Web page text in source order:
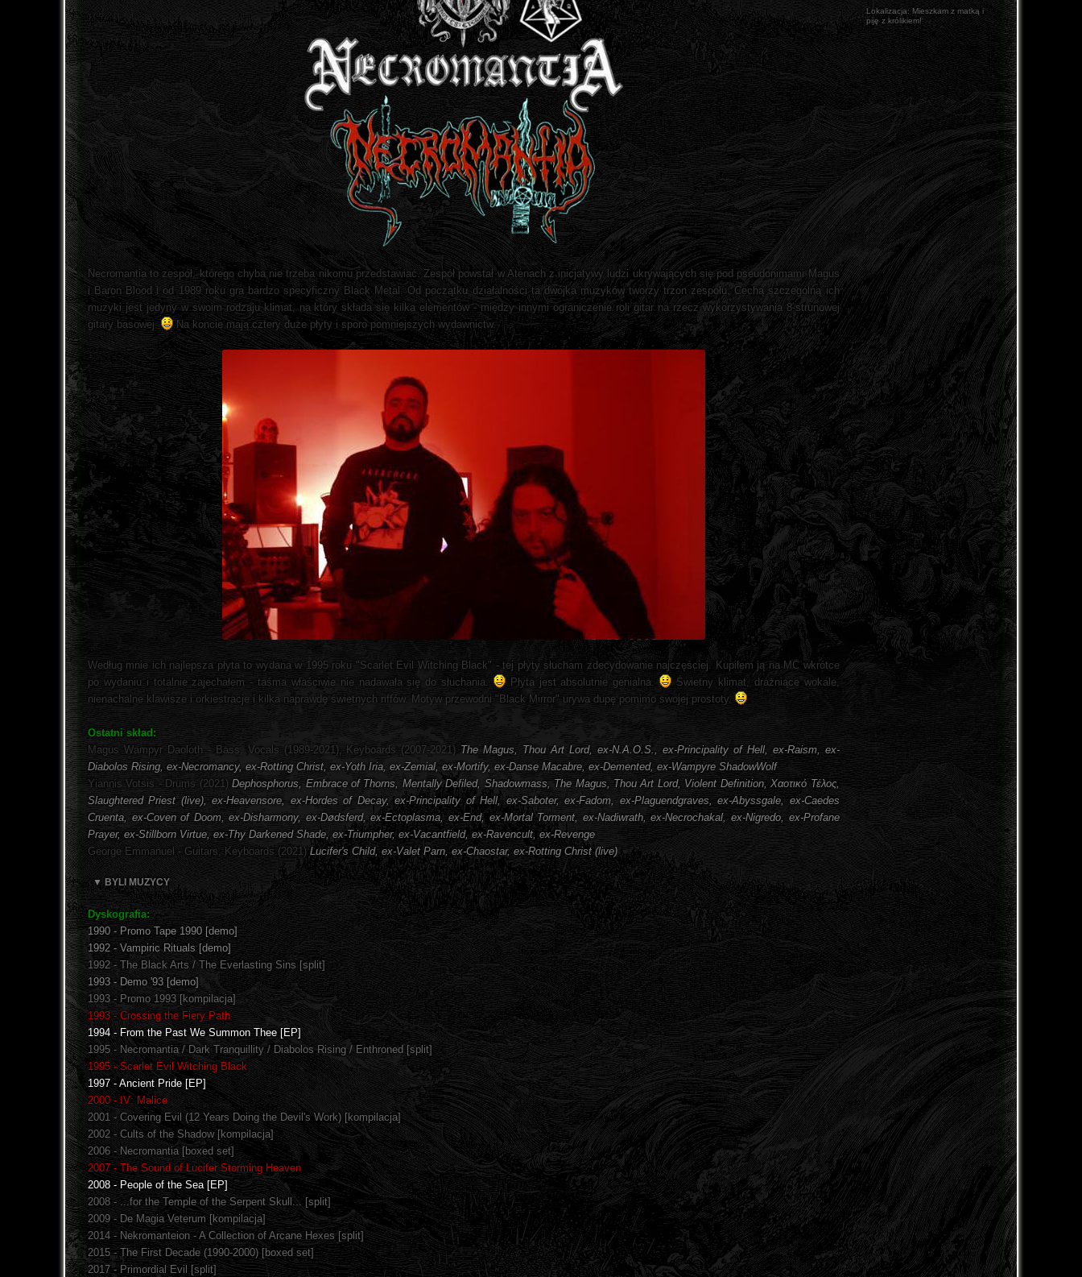
Lokalizacja: Mieszkam z matką i
piję z królikiem!
Necromantia to zespół, którego chyba nie trzeba nikomu przedstawiać. Zespół powstał w Atenach z inicjatywy ludzi ukrywających się pod pseudonimami Magus
i Baron Blood i od 1989 roku gra bardzo specyficzny Black Metal. Od początku działalności ta dwójka muzyków tworzy trzon zespołu. Cechą szczególną ich
muzyki jest jedyny w swoim rodzaju klimat, na który składa się kilka elementów - między innymi ograniczenie roli gitar na rzecz wykorzystywania 8-strunowej
gitary basowej.
Na koncie mają cztery duże płyty i sporo pomniejszych wydawnictw.
Według mnie ich najlepsza płyta to wydana w 1995 roku "Scarlet Evil Witching Black" - tej płyty słucham zdecydowanie najczęściej. Kupiłem ją na MC wkrótce
po wydaniu i totalnie zajechałem - taśma właściwie nie nadawała się do słuchania.
Płyta jest absolutnie genialna.
Świetny klimat, drażniące wokale,
nienachalne klawisze i orkiestracje i kilka naprawdę świetnych riffów. Motyw przewodni "Black Mirror" urywa dupę pomimo swojej prostoty.
Ostatni skład:
Magus Wampyr Daoloth - Bass, Vocals (1989-2021), Keyboards (2007-2021) The Magus, Thou Art Lord, ex-N.A.O.S., ex-Principality of Hell, ex-Raism, ex-
Diabolos Rising, ex-Necromancy, ex-Rotting Christ, ex-Yoth Iria, ex-Zemial, ex-Mortify, ex-Danse Macabre, ex-Demented, ex-Wampyre ShadowWolf
Yiannis Votsis - Drums (2021)Dephosphorus, Embrace of Thorns, Mentally Defiled, Shadowmass, The Magus, Thou Art Lord, Violent Definition, Χαοτικό Τέλος,
Slaughtered Priest (live), ex-Heavensore, ex-Hordes of Decay, ex-Principality of Hell, ex-Saboter, ex-Fadom, ex-Plaguendgraves, ex-Abyssgale, ex-Caedes
Cruenta, ex-Coven of Doom, ex-Disharmony, ex-Dødsferd, ex-Ectoplasma, ex-End, ex-Mortal Torment, ex-Nadiwrath, ex-Necrochakal, ex-Nigredo, ex-Profane
Prayer, ex-Stillborn Virtue, ex-Thy Darkened Shade, ex-Triumpher, ex-Vacantfield, ex-Ravencult, ex-Revenge
George Emmanuel - Guitars, Keyboards (2021) Lucifer's Child, ex-Valet Parn, ex-Chaostar, ex-Rotting Christ (live)
▼ BYLI MUZYCY
Dyskografia:
1990 - Promo Tape 1990 [demo]
1992 - Vampiric Rituals [demo]
1992 - The Black Arts / The Everlasting Sins [split]
1993 - Demo '93 [demo]
1993 - Promo 1993 [kompilacja]
1993 - Crossing the Fiery Path
1994 - From the Past We Summon Thee [EP]
1995 - Necromantia / Dark Tranquillity / Diabolos Rising / Enthroned [split]
1995 - Scarlet Evil Witching Black
1997 - Ancient Pride [EP]
2000 - IV: Malice
2001 - Covering Evil (12 Years Doing the Devil's Work) [kompilacja]
2002 - Cults of the Shadow [kompilacja]
2006 - Necromantia [boxed set]
2007 - The Sound of Lucifer Storming Heaven
2008 - People of the Sea [EP]
2008 - ...for the Temple of the Serpent Skull... [split]
2009 - De Magia Veterum [kompilacja]
2014 - Nekromanteion - A Collection of Arcane Hexes [split]
2015 - The First Decade (1990-2000) [boxed set]
2017 - Primordial Evil [split]